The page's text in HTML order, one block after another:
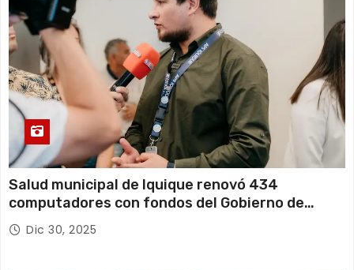
Salud municipal de Iquique renovó 434
computadores con fondos del Gobierno de
Tarapacá
Dic 30, 2025